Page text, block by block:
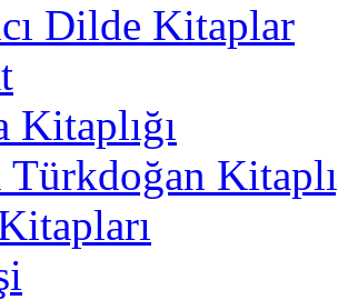
Dilde Kitaplar
Kitaplığı
Türkdoğan